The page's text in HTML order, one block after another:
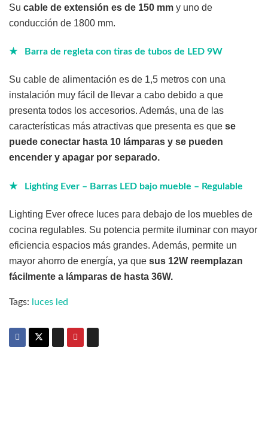
Su cable de extensión es de 150 mm y uno de
conducción de 1800 mm.
★ Barra de regleta con tiras de tubos de LED 9W
Su cable de alimentación es de 1,5 metros con una
instalación muy fácil de llevar a cabo debido a que
presenta todos los accesorios. Además, una de las
características más atractivas que presenta es que se
puede conectar hasta 10 lámparas y se pueden
encender y apagar por separado.
★ Lighting Ever – Barras LED bajo mueble – Regulable
Lighting Ever ofrece luces para debajo de los muebles de
cocina regulables. Su potencia permite iluminar con mayor
eficiencia espacios más grandes. Además, permite un
mayor ahorro de energía, ya que sus 12W reemplazan
fácilmente a lámparas de hasta 36W.
Tags: luces led